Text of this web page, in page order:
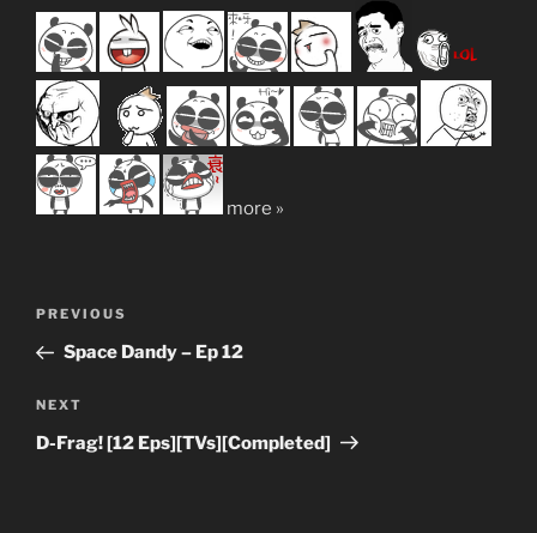
more »
Previous
Post
PREVIOUS
Space Dandy – Ep 12
Next
Post
NEXT
D-Frag! [12 Eps][TVs][Completed]